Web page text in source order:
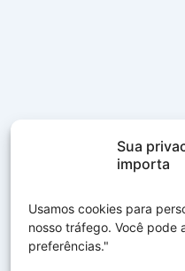
Sua
importa
Usamos cookies para
nosso tráfego. Você pode
preferências."